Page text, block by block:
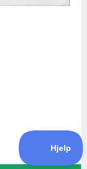
479kr.